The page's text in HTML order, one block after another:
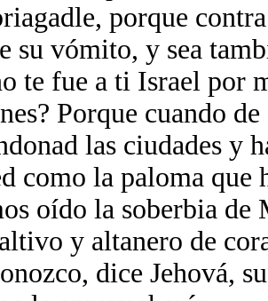
porque
su vómito, y sea
te fue a ti Israel por
Porque cuando
las ciudades y
como la paloma que
oído la soberbia de
y altanero de
dice Jehová,